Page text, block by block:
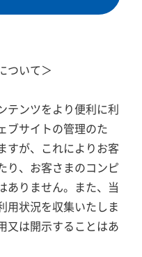
ついて＞
テンツをより便利に利
ブサイトの管理のた
すが、これによりお客
り、お客さまのコンピ
ありません。また、当
用状況を収集いたしま
又は開示することはあ